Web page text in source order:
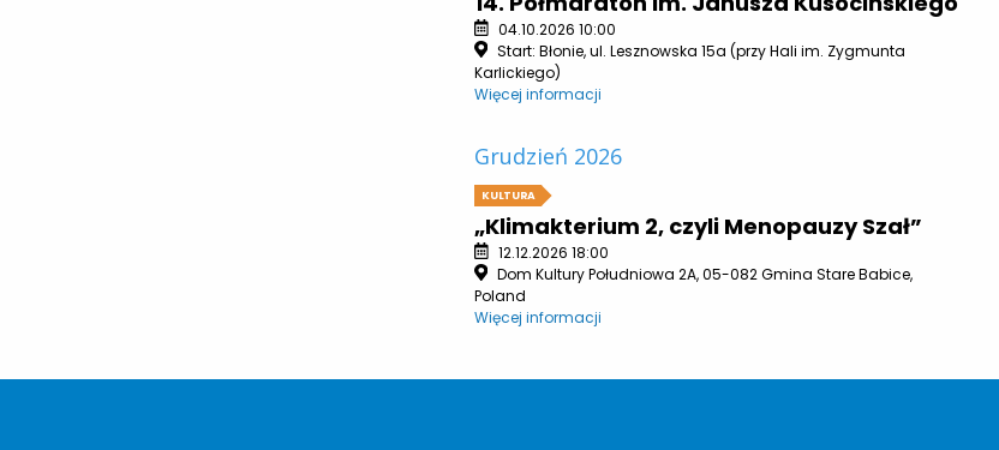
04.10.2026 10:00
Start: Błonie, ul. Lesznowska 15a (przy Hali im. Zygmunta
Karlickiego)
Więcej informacji
Grudzień 2026
KULTURA
„Klimakterium 2, czyli Menopauzy Szał”
12.12.2026 18:00
Dom Kultury Południowa 2A, 05-082 Gmina Stare Babice,
Poland
Więcej informacji